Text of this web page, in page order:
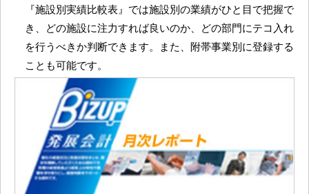
『施設別実績比較表』では施設別の業績がひと目で把握で
き、どの施設に注力すれば良いのか、どの部門にテコ入れ
を行うべきか判断できます。また、附帯事業別に登録する
ことも可能です。